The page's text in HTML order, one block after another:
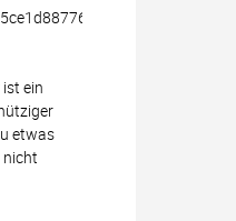
ein
etwas
nicht